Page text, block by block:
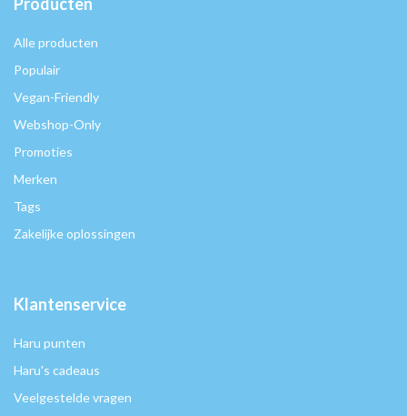
Producten
Alle producten
Populair
Vegan-Friendly
Webshop-Only
Promoties
Merken
Tags
Zakelijke oplossingen
Klantenservice
Haru punten
Haru's cadeaus
Veelgestelde vragen